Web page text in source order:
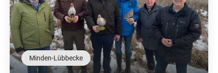
Minden-Lübbecke